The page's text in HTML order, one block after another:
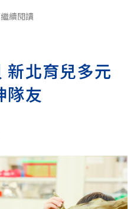
續閱讀
新北育兒多元
隊友